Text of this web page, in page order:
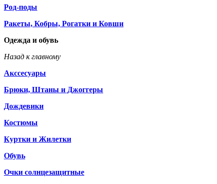
Род-поды
Ракеты, Кобры, Рогатки и Ковши
Одежда и обувь
Назад к главному
Акссесуары
Брюки, Штаны и Джоггеры
Дождевики
Костюмы
Куртки и Жилетки
Обувь
Очки солнцезащитные